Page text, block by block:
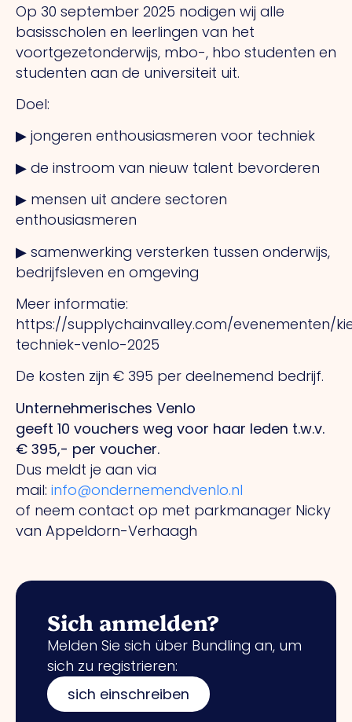
Op 30 september 2025 nodigen wij alle
basisscholen en leerlingen van het
voortgezetonderwijs, mbo-, hbo studenten en
studenten aan de universiteit uit.
Doel:
▶ jongeren enthousiasmeren voor techniek
▶ de instroom van nieuw talent bevorderen
▶ mensen uit andere sectoren
enthousiasmeren
▶ samenwerking versterken tussen onderwijs,
bedrijfsleven en omgeving
Meer informatie:
https://supplychainvalley.com/evenementen/
techniek-venlo-2025
De kosten zijn € 395 per deelnemend bedrijf.
Unternehmerisches Venlo
geeft 10 vouchers weg voor haar leden t.w.v.
€ 395,- per voucher.
Dus meldt je aan via
mail: info@ondernemendvenlo.nl
of neem contact op met parkmanager Nicky
van Appeldorn-Verhaagh
Sich anmelden?
Melden Sie sich über Bundling an, um
sich zu registrieren:
sich einschreiben